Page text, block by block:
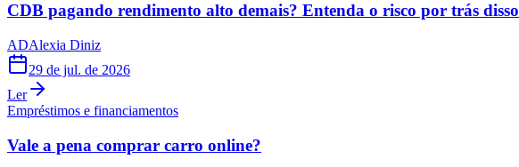
CDB pagando rendimento alto demais? Entenda o risco por trás disso
ADAlexia Diniz
29 de jul. de 2026
Ler
Empréstimos e financiamentos
Vale a pena comprar carro online?